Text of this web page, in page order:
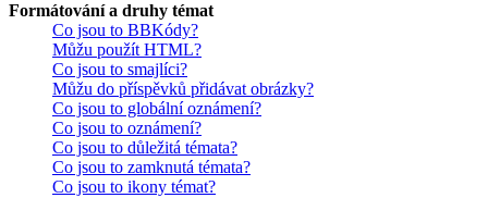
Formátování a druhy témat
Co jsou to BBKódy?
Můžu použít HTML?
Co jsou to smajlíci?
Můžu do příspěvků přidávat obrázky?
Co jsou to globální oznámení?
Co jsou to oznámení?
Co jsou to důležitá témata?
Co jsou to zamknutá témata?
Co jsou to ikony témat?